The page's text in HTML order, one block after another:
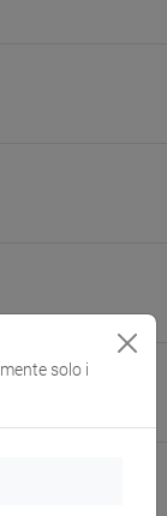
solo i